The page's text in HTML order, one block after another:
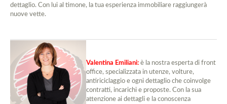
dettaglio. Con lui al timone, la tua esperienza immobiliare raggiungerà
nuove vette.
Valentina Emiliani: è la nostra esperta di front
office, specializzata in utenze, volture,
antiriciclaggio e ogni dettaglio che coinvolge
contratti, incarichi e proposte. Con la sua
attenzione ai dettagli e la conoscenza